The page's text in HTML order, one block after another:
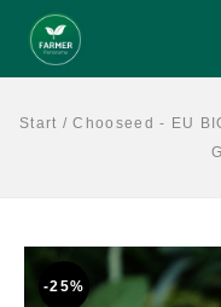
Start /Chooseed - EU
-25%